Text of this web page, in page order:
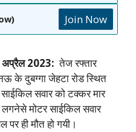
Join Now
2023: तेज रफ्तार
के दुबग्गा जेहटा रोड स्थित
सवार को टक्कर मार
लगनेसे मोटर साईकिल सवार
ही मौत हो गयी।